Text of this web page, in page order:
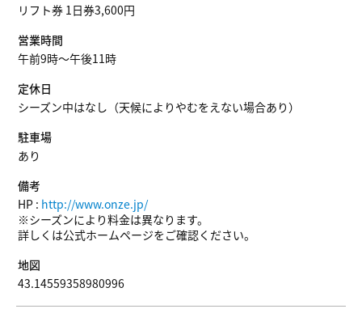
リフト券 1日券3,600円
営業時間
午前9時〜午後11時
定休日
シーズン中はなし（天候によりやむをえない場合あり）
駐車場
あり
備考
HP : http://www.onze.jp/
※シーズンにより料金は異なります。
詳しくは公式ホームページをご確認ください。
地図
43.14559358980996